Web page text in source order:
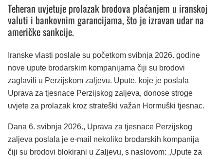
Teheran uvjetuje prolazak brodova plaćanjem u iranskoj
valuti i bankovnim garancijama, što je izravan udar na
američke sankcije.
Iranske vlasti poslale su početkom svibnja 2026. godine
nove upute brodarskim kompanijama čiji su brodovi
zaglavili u Perzijskom zaljevu. Upute, koje je poslala
Uprava za tjesnace Perzijskog zaljeva, donose stroge
uvjete za prolazak kroz strateški važan Hormuški tjesnac.
Dana 6. svibnja 2026., Uprava za tjesnace Perzijskog
zaljeva poslala je e-mail nekoliko brodarskih kompanija
čiji su brodovi blokirani u Zaljevu, s naslovom: „Upute za